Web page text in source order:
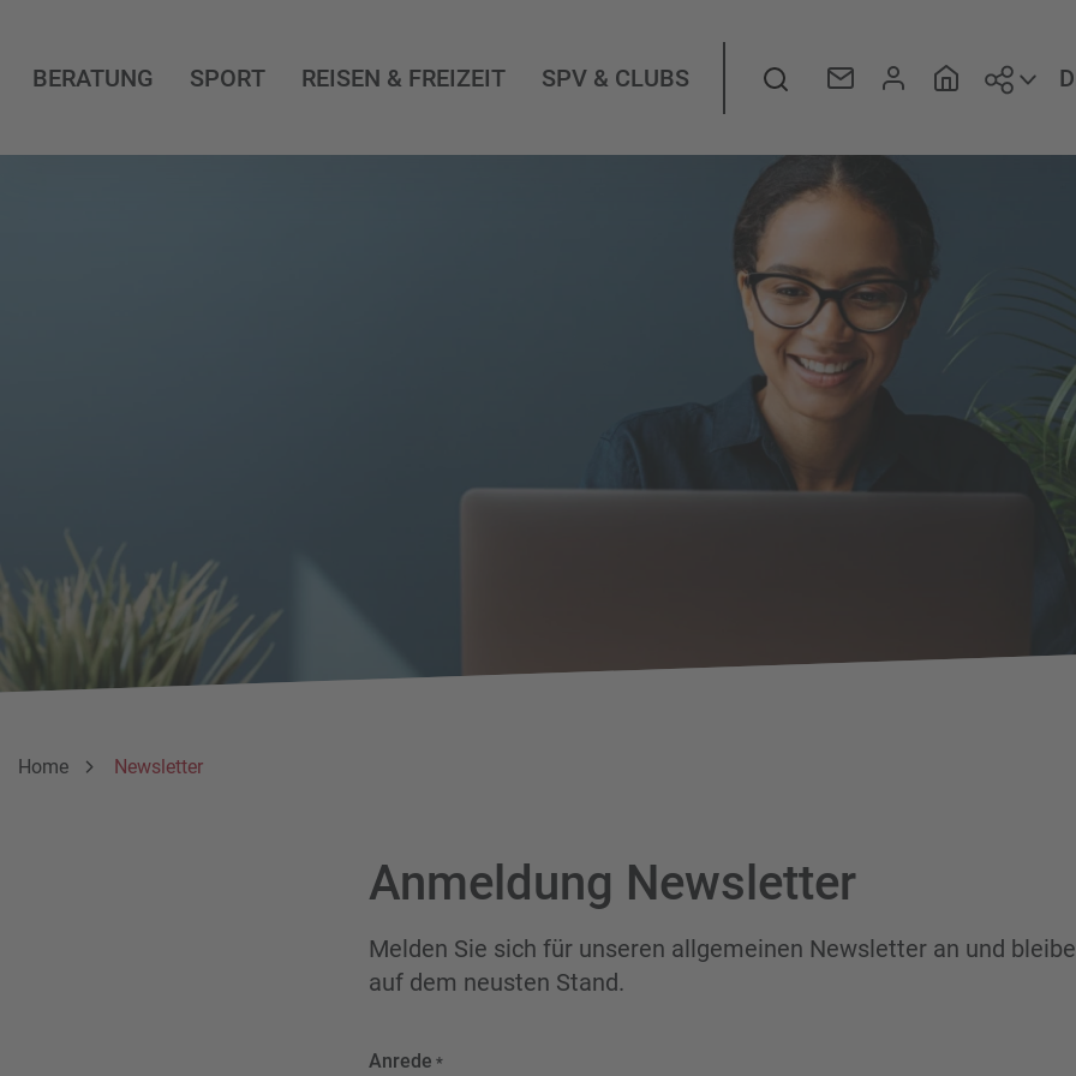
BERATUNG SPORT REISEN & FREIZEIT SPV & CLUBS Suche
Breadcrumbnavigation
Sie befinden sich hier:
Home Newsletter
Anmeldung Newsletter
Melden Sie sich für unseren allgemeinen Newsletter an und
auf dem neusten Stand.
Anrede *